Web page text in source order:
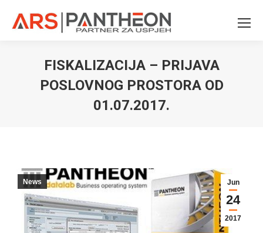
FISKALIZACIJA – PRIJAVA
POSLOVNOG PROSTORA OD
01.07.2017.
Jun
24
2017
News